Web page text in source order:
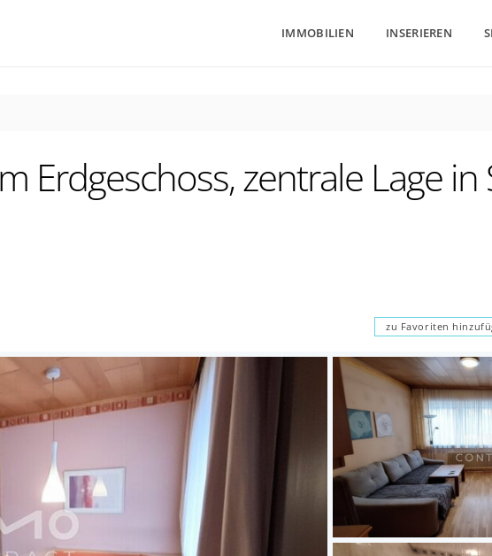
IMMOBILIEN INSERIEREN
Erdgeschoss, zentrale Lage in
zu Favoriten